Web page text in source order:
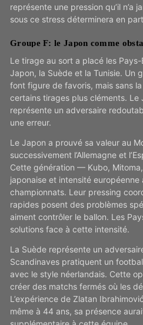
représente une pression qu’il n’a
sous ce stress déterminera en
Groupe F: le Japon comme
Le tirage au sort a placé les
Japon, la Suède et la Tunisie. Un
font figure de favoris, mais sans
certains tirages plus cléments. Le
représente un adversaire
une erreur.
Le Japon a prouvé sa valeur au
successivement l’Allemagne et
Cette génération — Kubo,
japonaise et intensité
championnats. Leur pressing
rapides posent des problèmes
aiment contrôler le ballon. Les
solutions face à cette intensité.
La Suède représente un
Scandinaves pratiquent un
avec le style néerlandais. Cette
créer des matchs fermés où les
L’expérience de Zlatan
même à 44 ans, sa présence